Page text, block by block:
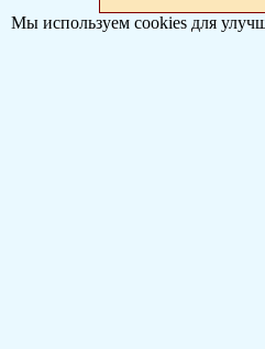
Мы используем cookies для